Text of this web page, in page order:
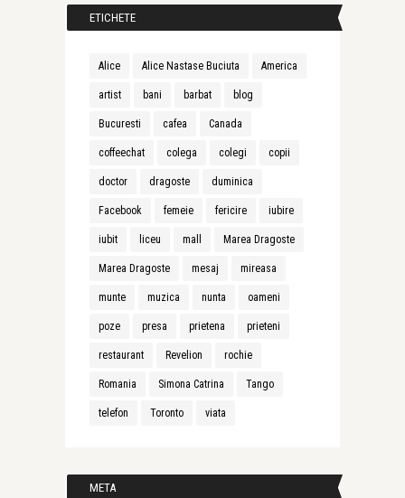
ETICHETE
Alice Alice Nastase Buciuta America
artist bani barbat blog
Bucuresti cafea Canada
coffeechat colega colegi copii
doctor dragoste duminica
Facebook femeie fericire iubire
iubit liceu mall Marea Dragoste
Marea Dragoste mesaj mireasa
munte muzica nunta oameni
poze presa prietena prieteni
restaurant Revelion rochie
Romania Simona Catrina Tango
telefon Toronto viata
META